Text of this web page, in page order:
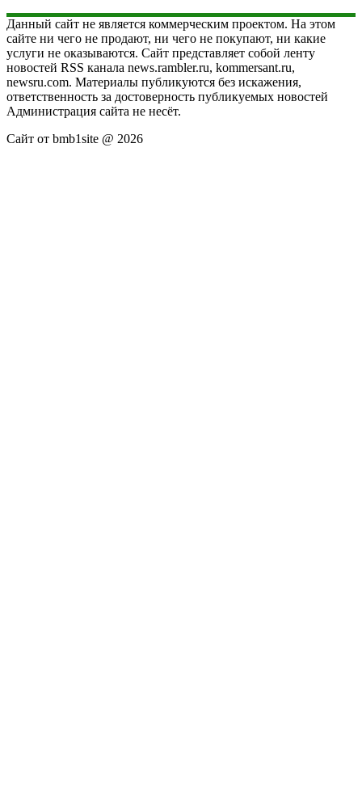
Данный сайт не является коммерческим проектом. На этом
сайте ни чего не продают, ни чего не покупают, ни какие
услуги не оказываются. Сайт представляет собой ленту
новостей RSS канала news.rambler.ru, kommersant.ru,
newsru.com. Материалы публикуются без искажения,
ответственность за достоверность публикуемых новостей
Администрация сайта не несёт.
Сайт от bmb1site @ 2026